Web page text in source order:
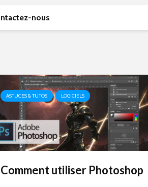
nous
ASTUCES & TUTOS LOGICIELS
Comment utiliser Photoshop